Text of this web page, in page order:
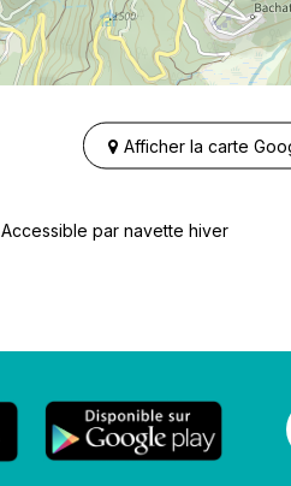
Afficher la carte
Accessible par navette hiver